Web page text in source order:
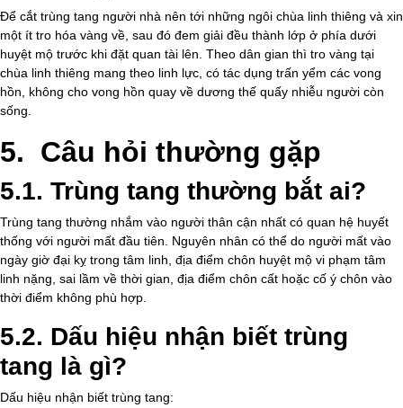
Để cắt trùng tang người nhà nên tới những ngôi chùa linh thiêng và xin
một ít tro hóa vàng về, sau đó đem giải đều thành lớp ở phía dưới
huyệt mộ trước khi đặt quan tài lên. Theo dân gian thì tro vàng tại
chùa linh thiêng mang theo linh lực, có tác dụng trấn yểm các vong
hồn, không cho vong hồn quay về dương thế quấy nhiễu người còn
sống.
5. Câu hỏi thường gặp
5.1. Trùng tang thường bắt ai?
Trùng tang thường nhắm vào người thân cận nhất có quan hệ huyết
thống với người mất đầu tiên. Nguyên nhân có thể do người mất vào
ngày giờ đại kỵ trong tâm linh, địa điểm chôn huyệt mộ vi phạm tâm
linh nặng, sai lầm về thời gian, địa điểm chôn cất hoặc cố ý chôn vào
thời điểm không phù hợp.
5.2. Dấu hiệu nhận biết trùng
tang là gì?
Dấu hiệu nhận biết trùng tang: